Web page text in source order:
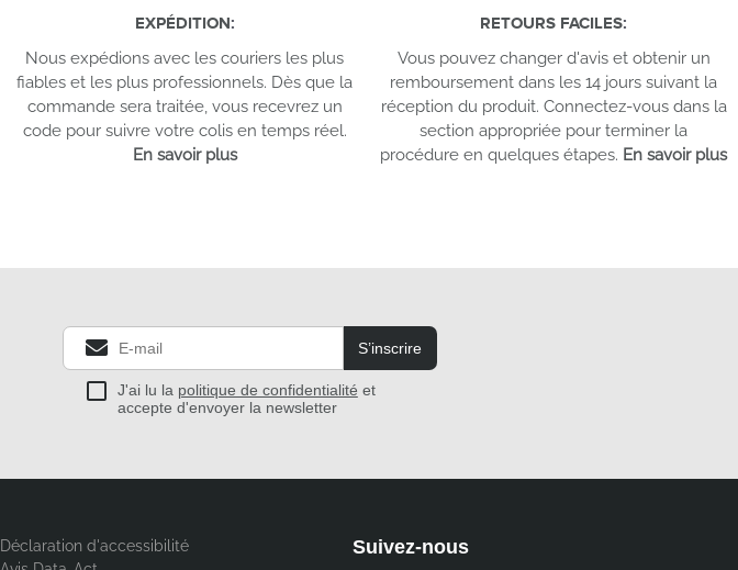
EXPÉDITION:
Nous expédions avec les couriers les plus
fiables et les plus professionnels. Dès que la
commande sera traitée, vous recevrez un
code pour suivre votre colis en temps réel.
En savoir plus
RETOURS FACILES:
Vous pouvez changer d'avis et obtenir un
remboursement dans les 14 jours suivant la
réception du produit. Connectez-vous dans la
section appropriée pour terminer la
procédure en quelques étapes. En savoir plus
S’inscrire
J'ai lu la politique de confidentialité et
accepte d'envoyer la newsletter
Déclaration d'accessibilité
Suivez-nous